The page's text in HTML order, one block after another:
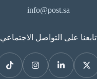
info@post.sa
تابعنا على التواصل الاجتماعي